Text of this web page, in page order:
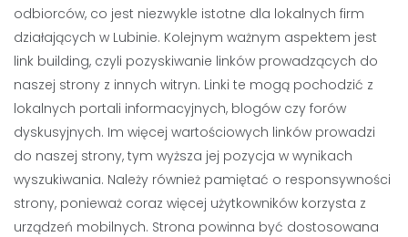
odbiorców, co jest niezwykle istotne dla lokalnych firm
działających w Lubinie. Kolejnym ważnym aspektem jest
link building, czyli pozyskiwanie linków prowadzących do
naszej strony z innych witryn. Linki te mogą pochodzić z
lokalnych portali informacyjnych, blogów czy forów
dyskusyjnych. Im więcej wartościowych linków prowadzi
do naszej strony, tym wyższa jej pozycja w wynikach
wyszukiwania. Należy również pamiętać o responsywności
strony, ponieważ coraz więcej użytkowników korzysta z
urządzeń mobilnych. Strona powinna być dostosowana